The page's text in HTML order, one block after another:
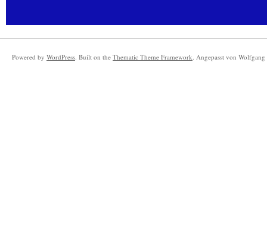
Powered by WordPress. Built on the Thematic Theme Framework. Angepasst von